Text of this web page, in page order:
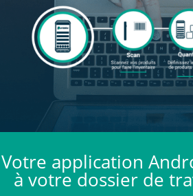
Votre application
à votre dossier de